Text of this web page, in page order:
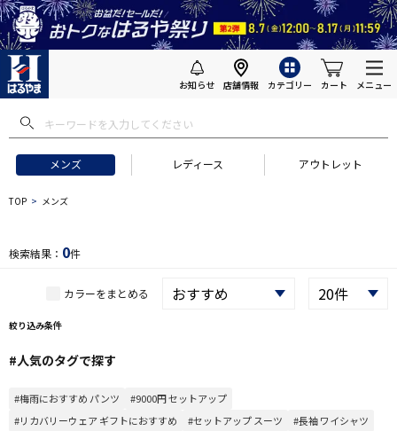
お知らせ 店舗情報 カテゴリー カート メニュー
メンズ レディース アウトレット
フトにおすすめ #セットアップ スーツ
TOP メンズ
検索結果： 0件
カラーをまとめる
絞り込み条件
#人気のタグで探す
#梅雨におすすめ パンツ
#9000円 セットアップ
#リカバリーウェア ギフトにおすすめ
#セットアップ スーツ
#長袖 ワイシャツ